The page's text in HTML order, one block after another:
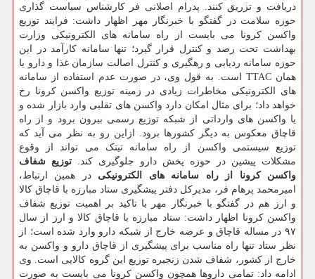
دریافت و تزریق کنند. پدرام اصلانی فر کارشناس سیاست گذاری
حوزه سلامت در گفتگو با خبرنگار مهر اظهار داشت: فرایند توزیع
واکسن کرونا می ‎بایست از راه سامانه های الکترونیکی وزارت
بهداشت تحت رصد و کنترل قرار گیرد؛ تنها سامانه کارآمد در این
حوزه سامانه ردیابی و رهگیری و کنترل اصالت سازمان غذا و دارو یا
همان TTAC است. به قول وی، در صورت عدم استفاده از سامانه
های الکترونیکی مخاطرات زیادی در زمینه توزیع واکسن کرونا رخ
خواهد داد؛ برای مثال امکان دارد واکسن های تقلبی وارد بازار شده و
یا واکسن های وارداتی از شبکه توزیع رسمی بیرون برود و از راه
قاچاق معکوس به دیگر کشورها برود. ازاین رو به نظر می آید که
توزیع سیستمی واکسن از راه سامانه تیتک می تواند از وقوع
مشکلات پیشین در حوزه پخش دارو جلوگیری کند. توزیع شفاف
واکسن کرونا از راه سامانه های الکترونیکی در همین ارتباط،
امیرمحمد پرهام فر، مدیرکل دفتر پیشگیری ستاد مبارزه با قاچاق کالا
و ارز هم در گفتگو با خبرنگار مهر با تاکید بر اهمیت توزیع شفاف
واکسن کرونا اظهار داشت: ستاد مبارزه با قاچاق کالا و ارز از سال
۹۷ در مساله قاچاق و عرضه خارج از شبکه دارو وارد شده است؛ از
نظر ستاد تنها راه مناسب برای پیشگیری از قاچاق دارو و واکسن به
خارج از کشور، شفاف شدن زنجیره توزیع این گروه کالایی است. وی
ادامه داد: تمامی داروها همچون واکسن کرونا می بایست به صورت